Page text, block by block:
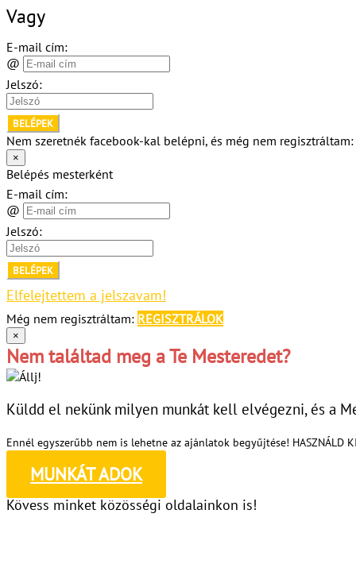
Vagy
E-mail cím:
@
Jelszó:
BELÉPEK
Nem szeretnék facebook-kal belépni, és még nem regisztráltam:
×
Belépés mesterként
E-mail cím:
@
Jelszó:
BELÉPEK
Elfelejtettem a jelszavam!
Még nem regisztráltam: REGISZTRÁLOK
×
Nem találtad meg a Te Mesteredet?
Küldd el nekünk milyen munkát kell elvégezni, és a
Ennél egyszerűbb nem is lehetne az ajánlatok begyűjtése! HASZNÁLD
MUNKÁT ADOK
Kövess minket közösségi oldalainkon is!